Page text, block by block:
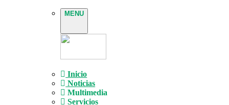
MENU
Inicio
Noticias
Multimedia
Servicios